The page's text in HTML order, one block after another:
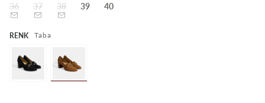
36 37 38 39 40
RENK Taba